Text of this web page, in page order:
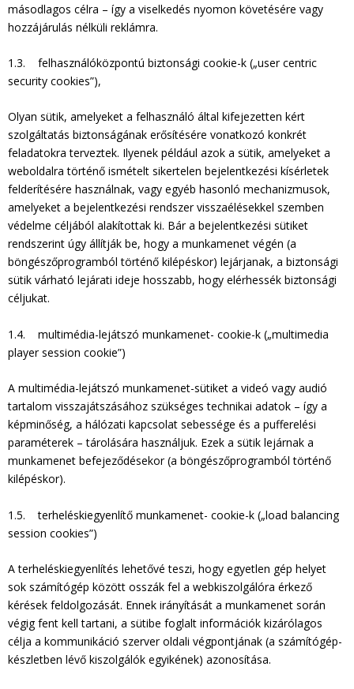
másodlagos célra – így a viselkedés nyomon követésére vagy
hozzájárulás nélküli reklámra.
1.3. felhasználóközpontú biztonsági cookie-k („user centric
security cookies”),
Olyan sütik, amelyeket a felhasználó által kifejezetten kért
szolgáltatás biztonságának erősítésére vonatkozó konkrét
feladatokra terveztek. Ilyenek például azok a sütik, amelyeket a
weboldalra történő ismételt sikertelen bejelentkezési kísérletek
felderítésére használnak, vagy egyéb hasonló mechanizmusok,
amelyeket a bejelentkezési rendszer visszaélésekkel szemben
védelme céljából alakítottak ki. Bár a bejelentkezési sütiket
rendszerint úgy állítják be, hogy a munkamenet végén (a
böngészőprogramból történő kilépéskor) lejárjanak, a biztonsági
sütik várható lejárati ideje hosszabb, hogy elérhessék biztonsági
céljukat.
1.4. multimédia-lejátszó munkamenet- cookie-k („multimedia
player session cookie”)
A multimédia-lejátszó munkamenet-sütiket a videó vagy audió
tartalom visszajátszásához szükséges technikai adatok – így a
képminőség, a hálózati kapcsolat sebessége és a pufferelési
paraméterek – tárolására használjuk. Ezek a sütik lejárnak a
munkamenet befejeződésekor (a böngészőprogramból történő
kilépéskor).
1.5. terheléskiegyenlítő munkamenet- cookie-k („load balancing
session cookies”)
A terheléskiegyenlítés lehetővé teszi, hogy egyetlen gép helyet
sok számítógép között osszák fel a webkiszolgálóra érkező
kérések feldolgozását. Ennek irányítását a munkamenet során
végig fent kell tartani, a sütibe foglalt információk kizárólagos
célja a kommunikáció szerver oldali végpontjának (a számítógép-
készletben lévő kiszolgálók egyikének) azonosítása.